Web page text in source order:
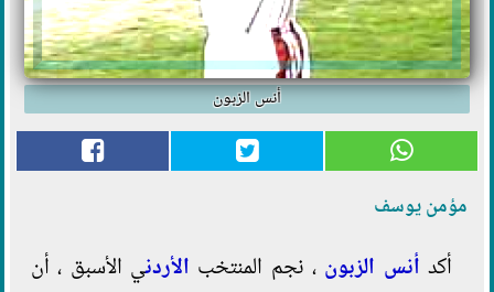
أنس الزبون
مؤمن يوسف
أكد أنس الزبون ، نجم المنتخب الأردني الأسبق ، أن